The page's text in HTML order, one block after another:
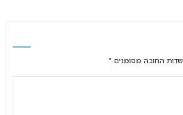
שדות החובה מסומנים *